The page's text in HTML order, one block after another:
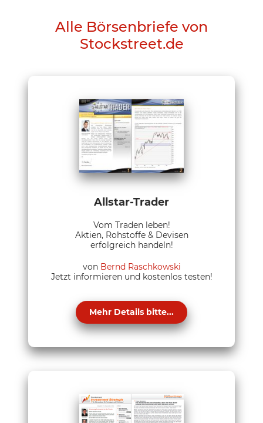
Alle Börsenbriefe von
Stockstreet.de
Allstar-Trader
Vom Traden leben!
Aktien, Rohstoffe & Devisen
erfolgreich handeln!
von Bernd Raschkowski
Jetzt informieren und kostenlos testen!
Mehr Details bitte...